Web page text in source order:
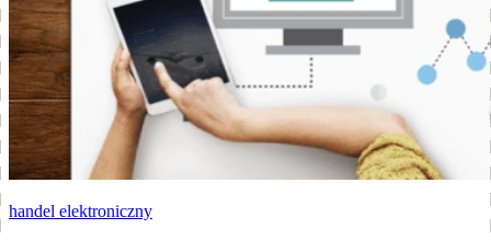
handel elektroniczny